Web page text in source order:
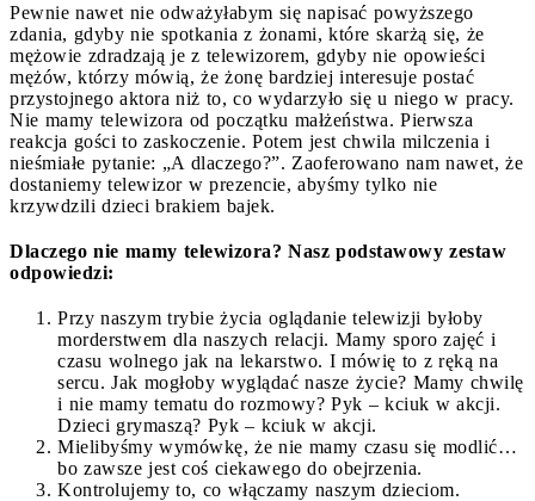
Pewnie nawet nie odważyłabym się napisać powyższego
zdania, gdyby nie spotkania z żonami, które skarżą się, że
mężowie zdradzają je z telewizorem, gdyby nie opowieści
mężów, którzy mówią, że żonę bardziej interesuje postać
przystojnego aktora niż to, co wydarzyło się u niego w pracy.
Nie mamy telewizora od początku małżeństwa. Pierwsza
reakcja gości to zaskoczenie. Potem jest chwila milczenia i
nieśmiałe pytanie: „A dlaczego?”. Zaoferowano nam nawet, że
dostaniemy telewizor w prezencie, abyśmy tylko nie
krzywdzili dzieci brakiem bajek.
Dlaczego nie mamy telewizora? Nasz podstawowy zestaw
odpowiedzi:
Przy naszym trybie życia oglądanie telewizji byłoby
morderstwem dla naszych relacji. Mamy sporo zajęć i
czasu wolnego jak na lekarstwo. I mówię to z ręką na
sercu. Jak mogłoby wyglądać nasze życie? Mamy chwilę
i nie mamy tematu do rozmowy? Pyk – kciuk w akcji.
Dzieci grymaszą? Pyk – kciuk w akcji.
Mielibyśmy wymówkę, że nie mamy czasu się modlić…
bo zawsze jest coś ciekawego do obejrzenia.
Kontrolujemy to, co włączamy naszym dzieciom.